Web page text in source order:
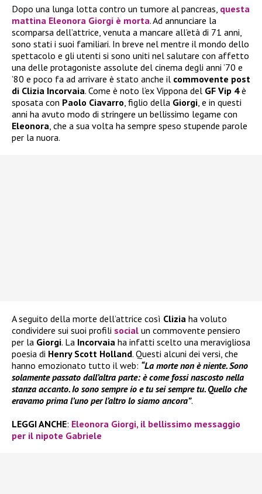
Dopo una lunga lotta contro un tumore al pancreas, questa
mattina Eleonora Giorgi è morta. Ad annunciare la
scomparsa dell’attrice, venuta a mancare all’età di 71 anni,
sono stati i suoi familiari. In breve nel mentre il mondo dello
spettacolo e gli utenti si sono uniti nel salutare con affetto
una delle protagoniste assolute del cinema degli anni ’70 e
’80 e poco fa ad arrivare è stato anche il commovente post
di Clizia Incorvaia. Come è noto l’ex Vippona del GF Vip 4è
sposata con Paolo Ciavarro, figlio della Giorgi, e in questi
anni ha avuto modo di stringere un bellissimo legame con
Eleonora, che a sua volta ha sempre speso stupende parole
per la nuora.
A seguito della morte dell’attrice così Clizia ha voluto
condividere sui suoi profili social un commovente pensiero
per la Giorgi. La Incorvaia ha infatti scelto una meravigliosa
poesia di Henry Scott Holland. Questi alcuni dei versi, che
hanno emozionato tutto il web: “La morte non è niente. Sono
solamente passato dall’altra parte: è come fossi nascosto nella
stanza accanto. Io sono sempre io e tu sei sempre tu. Quello che
eravamo prima l’uno per l’altro lo siamo ancora”.
LEGGI ANCHE: Eleonora Giorgi, il bellissimo messaggio
per il nipote Gabriele